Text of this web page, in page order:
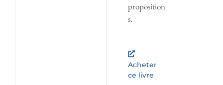
proposition
s.
Acheter
ce livre